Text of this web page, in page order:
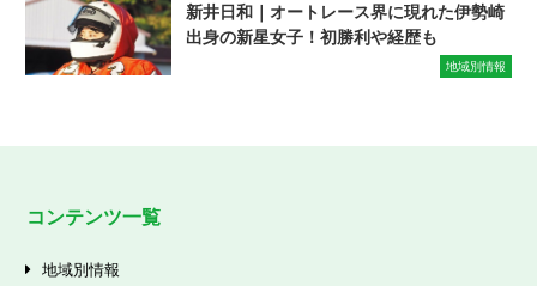
新井日和｜オートレース界に現れた伊勢崎
出身の新星女子！初勝利や経歴も
地域別情報
コンテンツ一覧
地域別情報